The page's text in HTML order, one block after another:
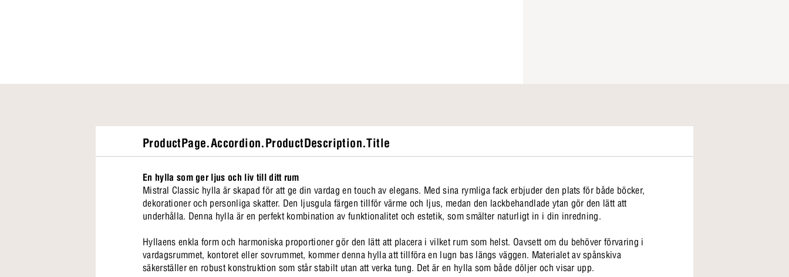
ProductPage.Accordion.ProductDescription.Title
En hylla som ger ljus och liv till ditt rum
Mistral Classic hylla är skapad för att ge din vardag en touch av elegans. Med sina rymliga fack erbjuder den plats för både böcker,
dekorationer och personliga skatter. Den ljusgula färgen tillför värme och ljus, medan den lackbehandlade ytan gör den lätt att
underhålla. Denna hylla är en perfekt kombination av funktionalitet och estetik, som smälter naturligt in i din inredning.
Hyllaens enkla form och harmoniska proportioner gör den lätt att placera i vilket rum som helst. Oavsett om du behöver förvaring i
vardagsrummet, kontoret eller sovrummet, kommer denna hylla att tillföra en lugn bas längs väggen. Materialet av spånskiva
säkerställer en robust konstruktion som står stabilt utan att verka tung. Det är en hylla som både döljer och visar upp.